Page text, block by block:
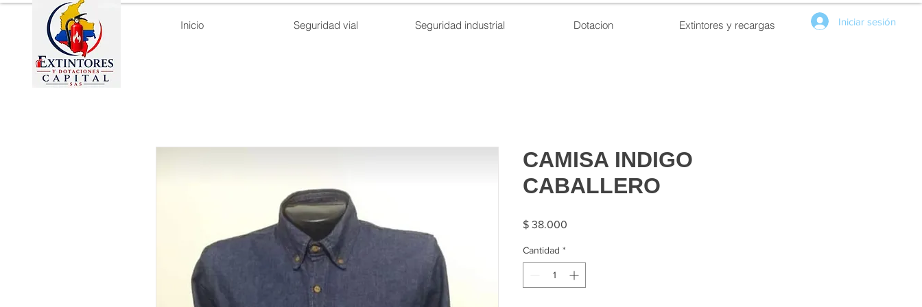
Inicio Seguridad vial Seguridad industrial Dotacion Extintores y recargas Iniciar sesión
CAMISA INDIGO
CABALLERO
$ 38.000
Cantidad *